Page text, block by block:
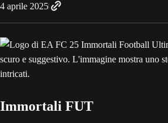
4 aprile 2025
Immortali FUT